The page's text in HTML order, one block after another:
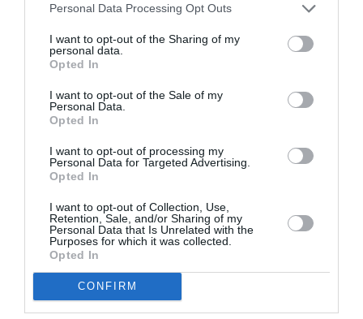
Personal Data Processing Opt Outs
I want to opt-out of the Sharing of my
personal data.
Opted In
I want to opt-out of the Sale of my
Personal Data.
Opted In
I want to opt-out of processing my
Personal Data for Targeted Advertising.
Opted In
I want to opt-out of Collection, Use,
Retention, Sale, and/or Sharing of my
Personal Data that Is Unrelated with the
Purposes for which it was collected.
Opted In
CONFIRM
DI ROMA PRIMO PASSO PER INTEGRAZIONE
Articolo seguente
regolarizzazione”
TI POTREBBERO INTERESSARE
ANCHE: